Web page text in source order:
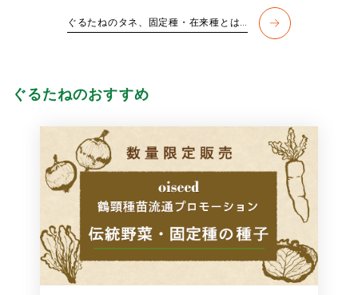
ぐるたねのタネ、固定種・在来種とは…
ぐるたねのおすすめ